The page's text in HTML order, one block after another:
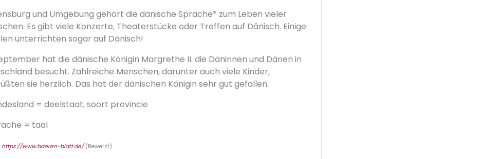
und Umgebung gehört die dänische Sprache* zum Leben vieler
Es gibt viele Konzerte, Theaterstücke oder Treffen auf Dänisch. Einige
unterrichten sogar auf Dänisch!
hat die dänische Königin Margrethe II. die Däninnen und Dänen in
besucht. Zahlreiche Menschen, darunter auch viele Kinder,
sie herzlich. Das hat der dänischen Königin sehr gut gefallen.
= deelstaat, soort provincie
= taal
https://www.baeren-blatt.de/ (Bewerkt)